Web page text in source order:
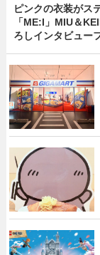
ピンクの衣装がス
「ME:I」MIU＆
ろしインタビュー